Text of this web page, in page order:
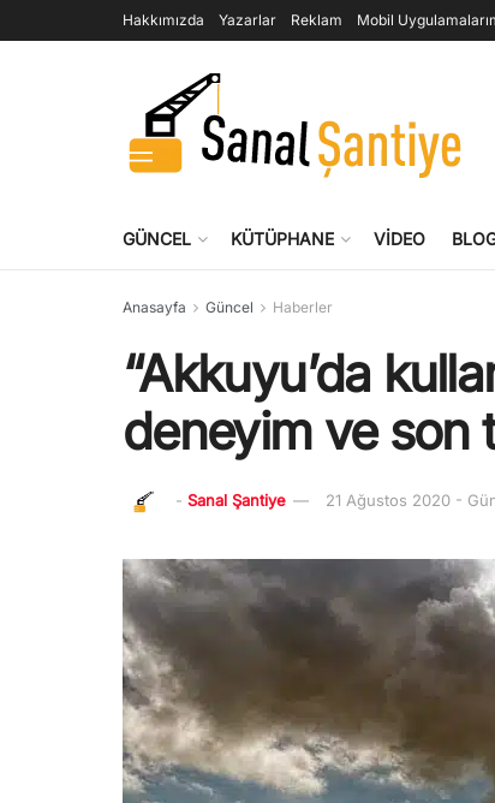
Hakkımızda Yazarlar Reklam Mobil
GÜNCEL KÜTÜPHANE VIDEO
Anasayfa Güncel Haberler
“Akkuyu’da
deneyim ve son
- Sanal Şantiye 21 Ağustos 2020 -